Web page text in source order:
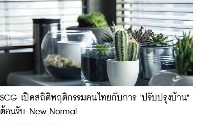
SCG เปิดสถิติพฤติกรรมคนไทยกับการ "ปรับปรุงบ้าน"
ต้อนรับ New Normal